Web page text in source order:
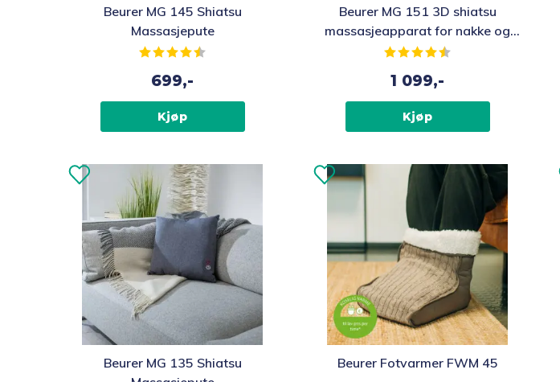
Beurer MG 145 Shiatsu
Massasjepute
Karakter:
699,-
Kjøp
Beurer MG 151 3D shiatsu
massasjeapparat for nakke og
rygg
Karakter:
1 099,-
Kjøp
Beurer MG 135 Shiatsu
Beurer Fotvarmer FWM 45